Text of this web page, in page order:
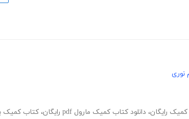
نوری
کمیک رایگان، دانلود کتاب کمیک مارول pdf رایگان ، کتاب کمیک